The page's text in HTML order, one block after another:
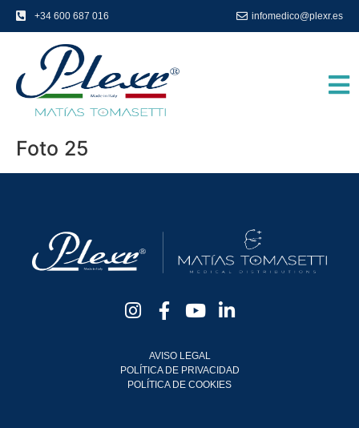
+34 600 687 016 infomedico@plexr.es
Foto 25
AVISO LEGAL
POLÍTICA DE PRIVACIDAD
POLÍTICA DE COOKIES